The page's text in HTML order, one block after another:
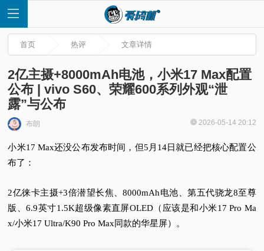
首
快
讯
评
首页 热评 文章详情
2亿主摄+8000mAh电池，小米17 Max配置
公布 | vivo S60、荣耀600系列外观“泄
露”与公布
布朗 2026-05-14 20:12
小米17 Max还没公布发布时间，但5月14日就已经把核心配置公
布了：
2亿徕卡主摄+3倍潜望长焦、8000mAh电池、第五代骁龙8至尊
版、6.9英寸1.5K超级像素直屏OLED（应该是和小米17 Pro Ma
x/小米17 Ultra/K90 Pro Max同款的华星屏）。